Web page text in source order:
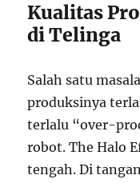
Kualitas
di Telinga
Salah satu
produksinya
terlalu “over-
robot. The Halo
tengah. Di